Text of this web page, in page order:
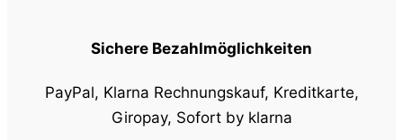
Sichere Bezahlmöglichkeiten
PayPal, Klarna Rechnungskauf, Kreditkarte,
Giropay, Sofort by klarna